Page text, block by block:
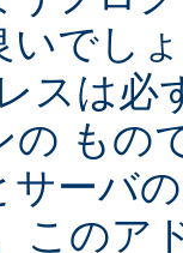
いでし
スは必
の もの
サーバ
このア